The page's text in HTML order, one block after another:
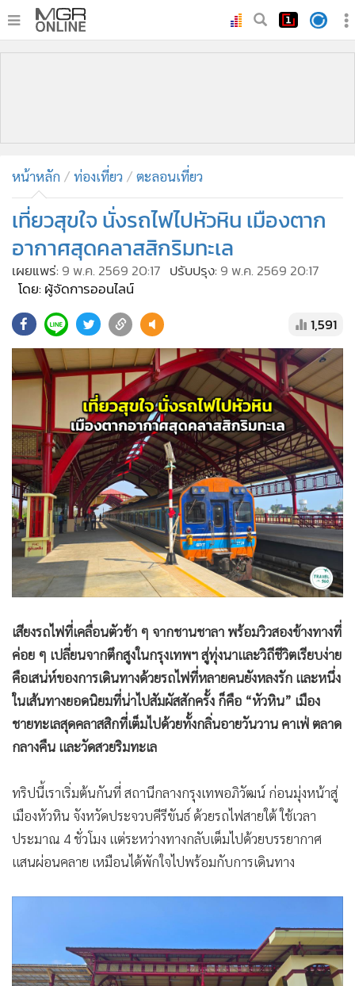
• บันเทิง
ผู้จัดการรายวัน
• คอลัมนิสต์
• ละคร
CbizReview
• ผู้จัดกวน
Good health & Well-being
• Green Innovation & SD
Management & HR
• MGR Live
• Infographic
• การเมือง
• ท่องเที่ยว
• กีฬา
• ต่างประเทศ
Special Scoop
• เศรษฐกิจ-ธุรกิจ
• จีน
• ชุมชน-คุณภาพชีวิต
• อาชญากรรม
• Motoring
• เกม
• วิทยาศาสตร์
• หุ้น
• อินโดจีน
• กองทุนรวม
• Celeb Online
• Factcheck
• Gotomanager
หน้าหลัก ท่องเที่ยว ตะลอนเที่ยว
เที่ยวสุขใจ นั่งรถไฟไปหัวหิน เมืองตาก
อากาศสุดคลาสสิกริมทะเล
เผยแพร่: 9 พ.ค. 2569 20:17 ปรับปรุง: 9 พ.ค. 2569 20:17
โดย: ผู้จัดการออนไลน์
1,591
เสียงรถไฟที่เคลื่อนตัวช้า ๆ จากชานชาลา พร้อมวิวสองข้างทางที่
ค่อย ๆ เปลี่ยนจากตึกสูงในกรุงเทพฯ สู่ทุ่งนาและวิถีชีวิตเรียบง่าย
คือเสน่ห์ของการเดินทางด้วยรถไฟที่หลายคนยังหลงรัก และหนึ่ง
ในเส้นทางยอดนิยมที่น่าไปสัมผัสสักครั้ง ก็คือ “หัวหิน” เมือง
ชายทะเลสุดคลาสสิกที่เต็มไปด้วยทั้งกลิ่นอายวันวาน คาเฟ่ ตลาด
กลางคืน และวัดสวยริมทะเล
ทริปนี้เราเริ่มต้นกันที่ สถานีกลางกรุงเทพอภิวัฒน์ ก่อนมุ่งหน้าสู่
เมืองหัวหิน จังหวัดประจวบคีรีขันธ์ ด้วยรถไฟสายใต้ ใช้เวลา
ประมาณ 4 ชั่วโมง แต่ระหว่างทางกลับเต็มไปด้วยบรรยากาศ
แสนผ่อนคลาย เหมือนได้พักใจไปพร้อมกับการเดินทาง